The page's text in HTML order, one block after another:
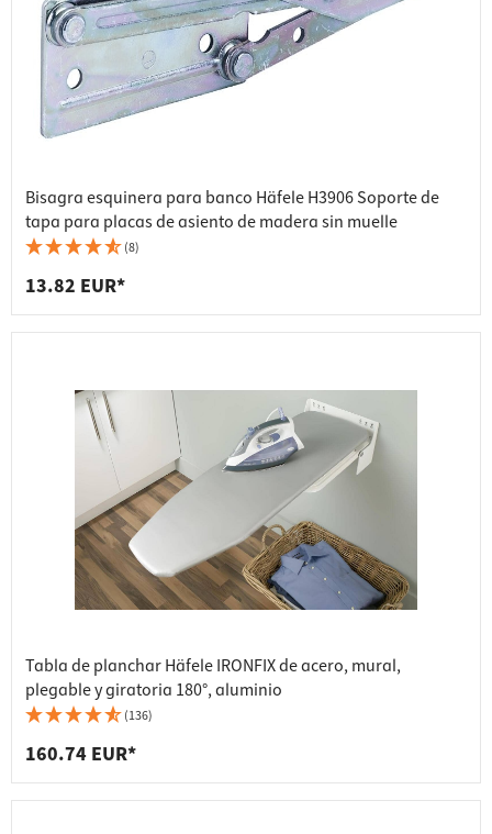
Bisagra esquinera para banco Häfele H3906 Soporte de
tapa para placas de asiento de madera sin muelle
(8)
13.82 EUR*
Tabla de planchar Häfele IRONFIX de acero, mural,
plegable y giratoria 180°, aluminio
(136)
160.74 EUR*